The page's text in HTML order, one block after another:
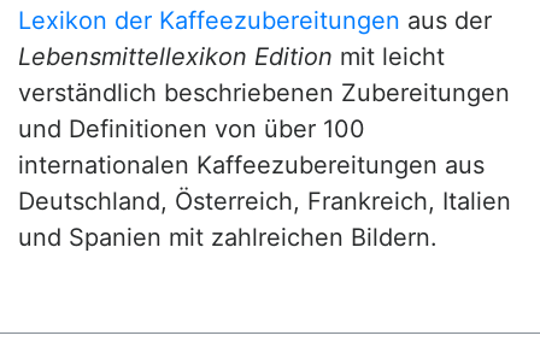
Lexikon der Kaffeezubereitungen aus der
Lebensmittellexikon Edition mit leicht
verständlich beschriebenen Zubereitungen
und Definitionen von über 100
internationalen Kaffeezubereitungen aus
Deutschland, Österreich, Frankreich, Italien
und Spanien mit zahlreichen Bildern.